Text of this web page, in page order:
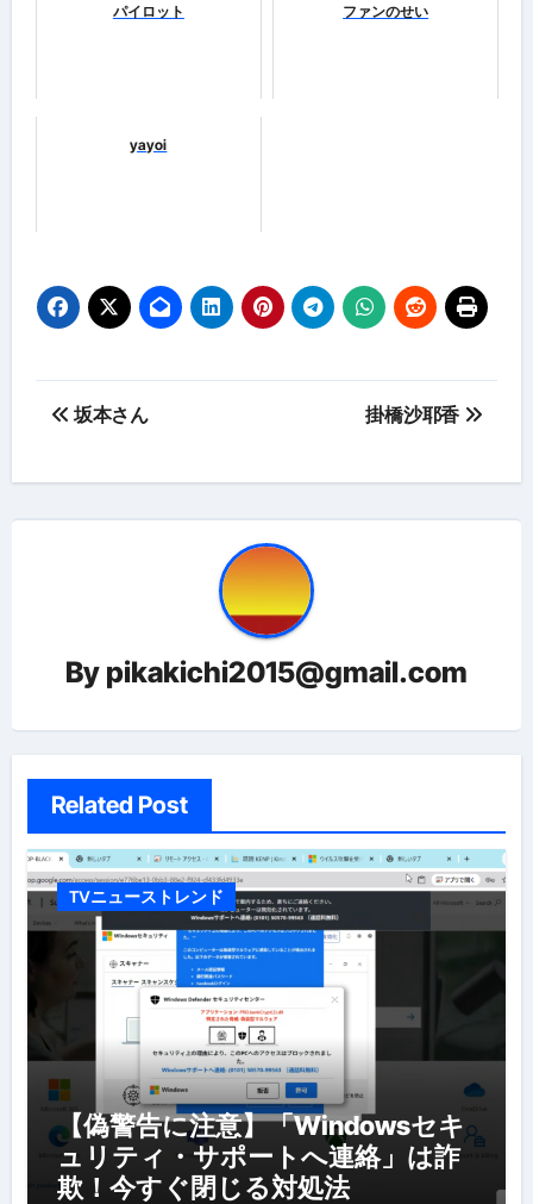
パイロット ファンのせい
yayoi
投
シ
ョ
ン
坂本さん 掛橋沙耶香
By pikakichi2015@gmail.com
Related Post
TVニューストレンド
【偽警告に注意】「Windowsセキ
ュリティ・サポートへ連絡」は詐
欺！今すぐ閉じる対処法